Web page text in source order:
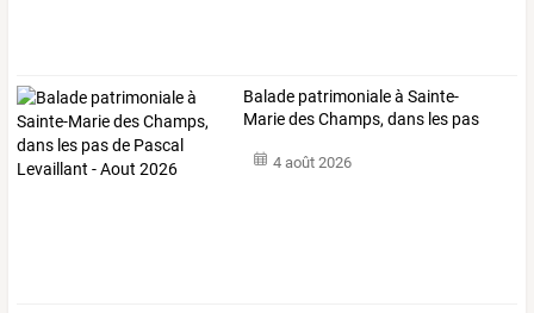
Balade patrimonialeà Sainte-
MariedesChamps, dans les pas
4 août 2026